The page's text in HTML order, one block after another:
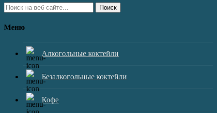
Поиск
Меню
Алкогольные коктейли
Безалкогольные коктейли
Кофе